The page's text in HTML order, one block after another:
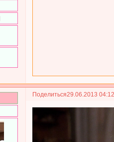
Поделиться29.06.2013